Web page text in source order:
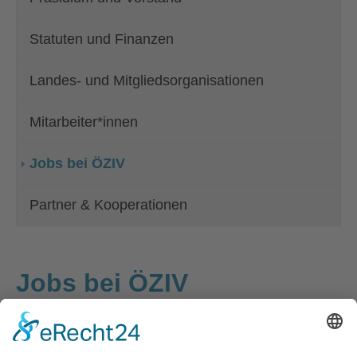
Statuten und Finanzen
Landes- und Mitgliedsorganisationen
Mitarbeiter*innen
Jobs bei ÖZIV(current)
Partner & Kooperationen
Jobs bei ÖZIV
Coaching und Beratung bei ÖZIV
SUPPORT NÖ (Karenzvertretung)